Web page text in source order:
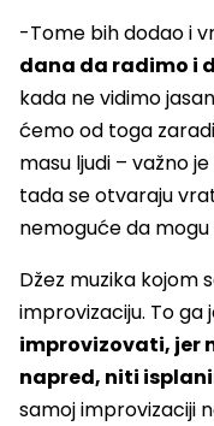
-Tome bih dodao i
dana da radimo i
kada ne vidimo
ćemo od toga
masu ljudi – važno
tada se otvaraju
nemoguće da
Džez muzika kojom
improvizaciju. To ga
improvizovati, jer
napred, niti
samoj improvizaciji